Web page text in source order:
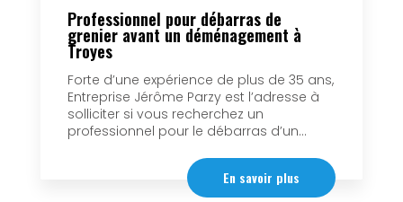
Professionnel pour débarras de
grenier avant un déménagement à
Troyes
Forte d’une expérience de plus de 35 ans,
Entreprise Jérôme Parzy est l’adresse à
solliciter si vous recherchez un
professionnel pour le débarras d’un...
En savoir plus